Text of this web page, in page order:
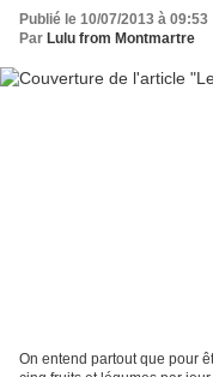
Publié le 10/07/2013 à 09:53
Par Lulu from Montmartre
On entend partout que pour